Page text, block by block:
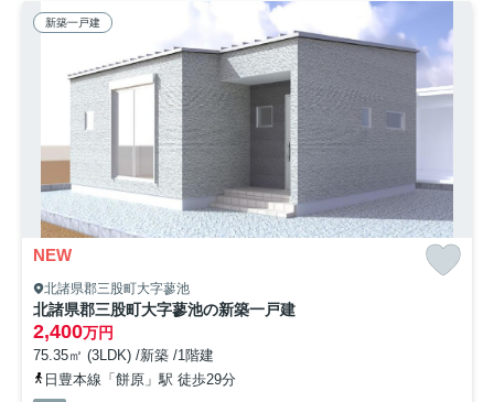
新築一戸建
NEW
北諸県郡三股町大字蓼池
北諸県郡三股町大字蓼池の新築一戸建
2,400万円
75.35㎡ (3LDK) /新築 /1階建
日豊本線「餅原」駅 徒歩29分